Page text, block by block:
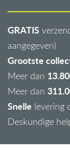
GRATIS
aangegeven)
Grootste
Meer dan
Meer dan
Snelle levering
Deskundige